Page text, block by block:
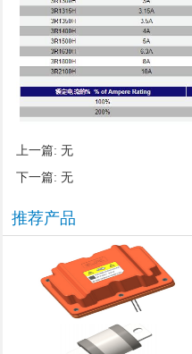
上一篇: 无
下一篇: 无
推荐产品